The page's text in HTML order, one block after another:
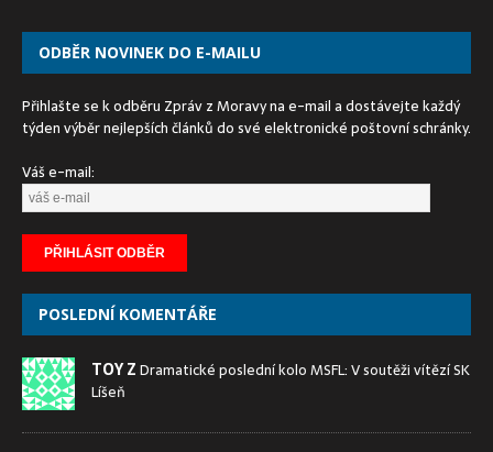
ODBĚR NOVINEK DO E-MAILU
Přihlašte se k odběru Zpráv z Moravy na e-mail a dostávejte každý
týden výběr nejlepších článků do své elektronické poštovní schránky.
Váš e-mail:
POSLEDNÍ KOMENTÁŘE
TOY ZDramatické poslední kolo MSFL: V soutěži vítězí SK
Líšeň